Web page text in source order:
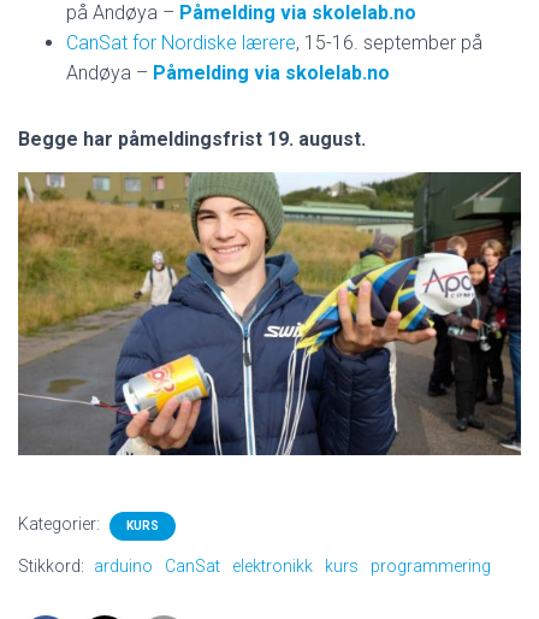
på Andøya – Påmelding via skolelab.no
CanSat for Nordiske lærere, 15-16. september på
Andøya – Påmelding via skolelab.no
Begge har påmeldingsfrist 19. august.
Kategorier: KURS
Stikkord: arduino CanSat elektronikk kurs programmering